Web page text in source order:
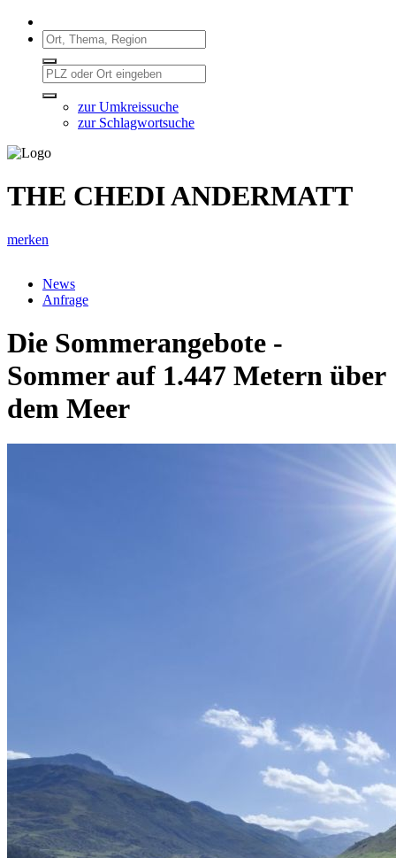
zur Umkreissuche
zur Schlagwortsuche
THE CHEDI ANDERMATT
merken
News
Anfrage
Die Sommerangebote -
Sommer auf 1.447 Metern über
dem Meer